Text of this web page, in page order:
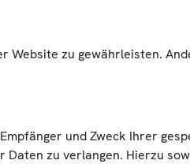
zu gewährleisten.
und Zweck Ihrer
zu verlangen. Hierzu